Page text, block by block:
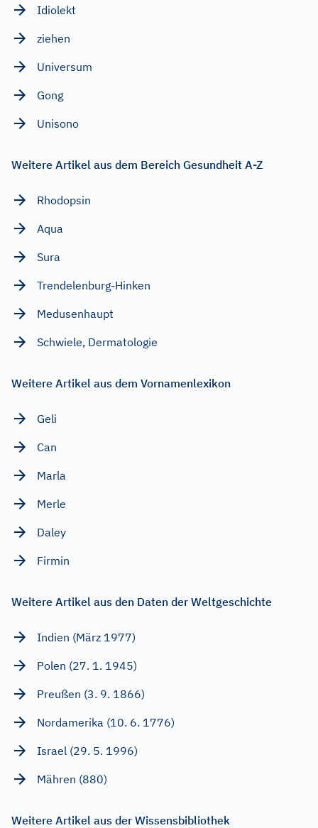
Idiolekt
ziehen
Universum
Gong
Unisono
Weitere Artikel aus dem Bereich Gesundheit A-Z
Rhodopsin
Aqua
Sura
Trendelenburg-Hinken
Medusenhaupt
Schwiele, Dermatologie
Weitere Artikel aus dem Vornamenlexikon
Geli
Can
Marla
Merle
Daley
Firmin
Weitere Artikel aus den Daten der Weltgeschichte
Indien (März 1977)
Polen (27. 1. 1945)
Preußen (3. 9. 1866)
Nordamerika (10. 6. 1776)
Israel (29. 5. 1996)
Mähren (880)
Weitere Artikel aus der Wissensbibliothek